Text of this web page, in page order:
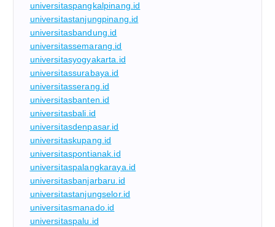
universitaspangkalpinang.id
universitastanjungpinang.id
universitasbandung.id
universitassemarang.id
universitasyogyakarta.id
universitassurabaya.id
universitasserang.id
universitasbanten.id
universitasbali.id
universitasdenpasar.id
universitaskupang.id
universitaspontianak.id
universitaspalangkaraya.id
universitasbanjarbaru.id
universitastanjungselor.id
universitasmanado.id
universitaspalu.id